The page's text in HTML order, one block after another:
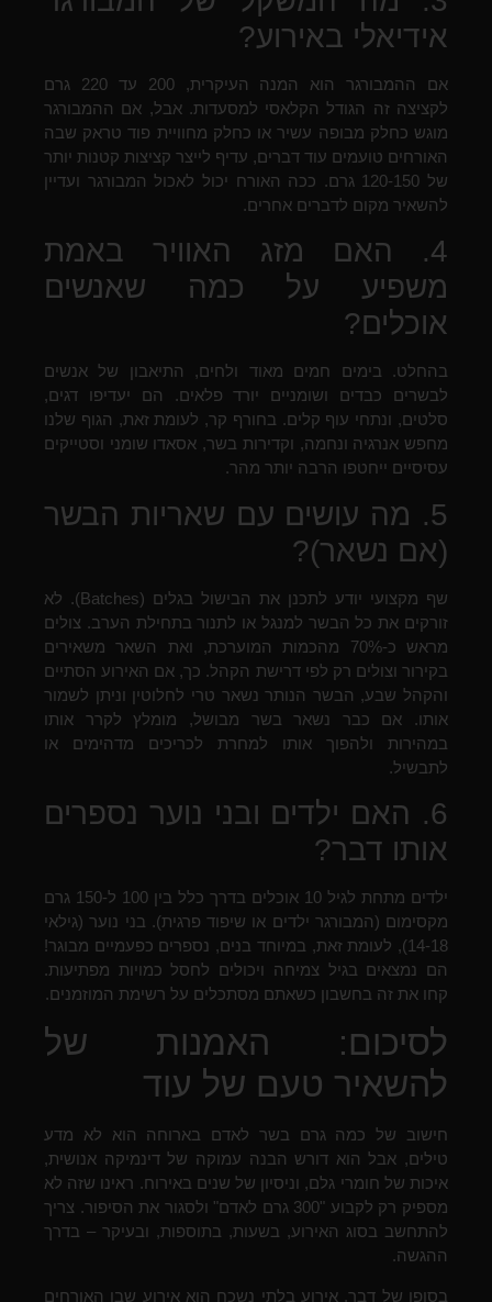
אידיאלי באירוע?
אם ההמבורגר הוא המנה העיקרית, 200 עד 220 גרם
לקציצה זה הגודל הקלאסי למסעדות. אבל, אם ההמבורגר
מוגש כחלק מבופה עשיר או כחלק מחוויית פוד טראק שבה
האורחים טועמים עוד דברים, עדיף לייצר קציצות קטנות יותר
של 120-150 גרם. ככה האורח יכול לאכול המבורגר ועדיין
להשאיר מקום לדברים אחרים.
4. האם מזג האוויר באמת
משפיע על כמה שאנשים
אוכלים?
בהחלט. בימים חמים מאוד ולחים, התיאבון של אנשים
לבשרים כבדים ושומניים יורד פלאים. הם יעדיפו דגים,
סלטים, ונתחי עוף קלים. בחורף קר, לעומת זאת, הגוף שלנו
מחפש אנרגיה ונחמה, וקדירות בשר, אסאדו שומני וסטייקים
עסיסיים ייחטפו הרבה יותר מהר.
5. מה עושים עם שאריות הבשר
(אם נשאר)?
שף מקצועי יודע לתכנן את הבישול בגלים (Batches). לא
זורקים את כל הבשר למנגל או לתנור בתחילת הערב. צולים
מראש כ-70% מהכמות המוערכת, ואת השאר משאירים
בקירור וצולים רק לפי דרישת הקהל. כך, אם האירוע הסתיים
והקהל שבע, הבשר הנותר נשאר טרי לחלוטין וניתן לשמור
אותו. אם כבר נשאר בשר מבושל, מומלץ לקרר אותו
במהירות ולהפוך אותו למחרת לכריכים מדהימים או
לתבשיל.
6. האם ילדים ובני נוער נספרים
אותו דבר?
ילדים מתחת לגיל 10 אוכלים בדרך כלל בין 100 ל-150 גרם
מקסימום (המבורגר ילדים או שיפוד פרגית). בני נוער (גילאי
14-18), לעומת זאת, במיוחד בנים, נספרים כפעמיים מבוגר!
הם נמצאים בגיל צמיחה ויכולים לחסל כמויות מפתיעות.
קחו את זה בחשבון כשאתם מסתכלים על רשימת המוזמנים.
לסיכום: האמנות של
להשאיר טעם של עוד
חישוב של כמה גרם בשר לאדם בארוחה הוא לא מדע
טילים, אבל הוא דורש הבנה עמוקה של דינמיקה אנושית,
איכות של חומרי גלם, וניסיון של שנים באירוח. ראינו שזה לא
מספיק רק לקבוע "300 גרם לאדם" ולסגור את הסיפור. צריך
להתחשב בסוג האירוע, בשעות, בתוספות, ובעיקר – בדרך
ההגשה.
בסופו של דבר, אירוע בלתי נשכח הוא אירוע שבו האורחים